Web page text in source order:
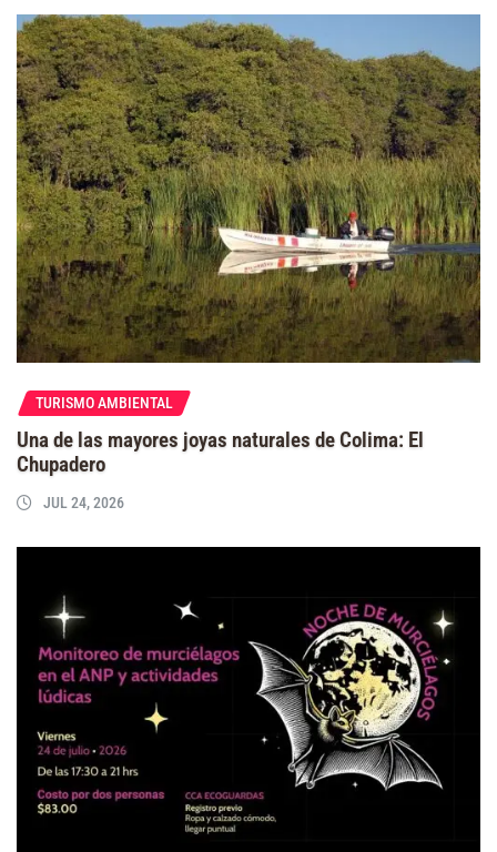
TURISMO AMBIENTAL
Una de las mayores joyas naturales de Colima: El
Chupadero
JUL 24, 2026